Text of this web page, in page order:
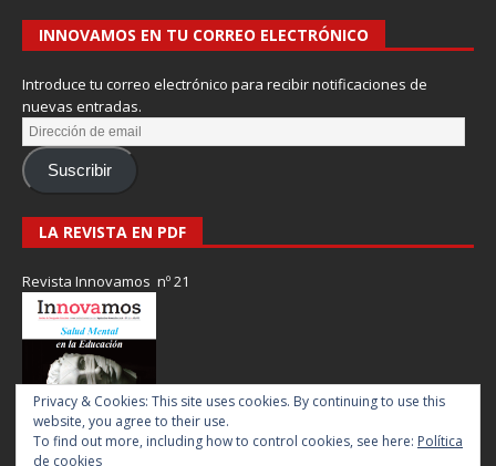
INNOVAMOS EN TU CORREO ELECTRÓNICO
Introduce tu correo electrónico para recibir notificaciones de
nuevas entradas.
Suscribir
LA REVISTA EN PDF
Revista Innovamos nº 21
Privacy & Cookies: This site uses cookies. By continuing to use this
website, you agree to their use.
To find out more, including how to control cookies, see here: Política
de cookies